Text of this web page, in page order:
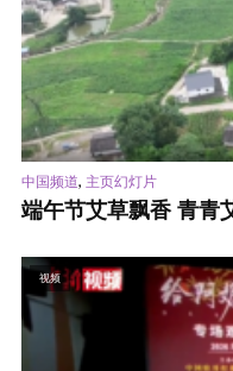
中国频道, 主页幻灯片
端午节艾草飘香 青青
视频